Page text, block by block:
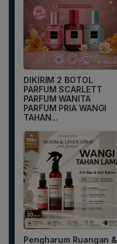
DIKIRIM 2 BOTOL
PARFUM SCARLETT
PARFUM WANITA
PARFUM PRIA WANGI
TAHAN...
Pengharum Ruangan &